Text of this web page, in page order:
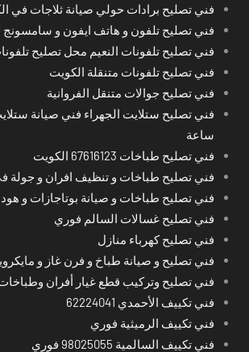
فني تصليح برادات حولي صيانة ثلاجات في
فني تصليح تلفون و هاتف ايفون و سامسونج
فني تصليح تلفونات النعيم محل تصليح
فني تصليح تلفونات متنقلة الكويت
فني تصليح جوالات متنقل الفروانية
ساعة
فني تصليح طباخات 67616123 الكويت
فني تصليح طباخات و تنظيف افران و جولة
فني تصليح طباخات و صيانة بوتاجازات و
فني تصليح غسالات السالم فوري
فني تصليح كهرباء منازل
فني تصليح و صيانة طباخ و فرن غاز و
فني تصليح وتركيب قطع غيار أفران
فني تكييف الأحمدي 62224041
فني تكييف الرميثية فوري
فني تكييف السالمية 98025055 فوري